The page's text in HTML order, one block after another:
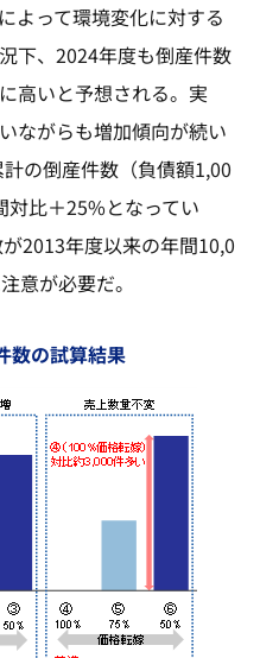
よって環境変化に対する
下、2024年度も倒産件数
高いと予想される。実
ながらも増加傾向が続い
の倒産件数（負債額1,00
比＋25%となってい
2013年度以来の年間10,0
意が必要だ。
数の試算結果